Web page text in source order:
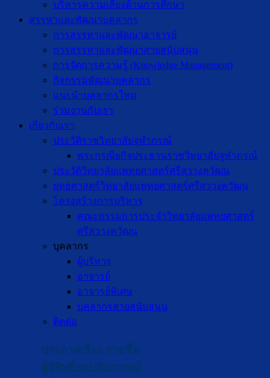
บริหารความเสี่ยงด้านการศึกษา
สรรหาและพัฒนาบุคลากร
การสรรหาและพัฒนาอาจารย์
การสรรหาและพัฒนาสายสนับสนุน
การจัดการความรู้ (Knowledge Management)
กิจกรรมพัฒนาบุคลากร
แนะนำบุคลากรใหม่
ร่วมงานกับเรา
เกี่ยวกับเรา
ประวัติราชวิทยาลัยจุฬาภรณ์
พระกรณียกิจประธานราชวิทยาลัยจุฬาภรณ์
ประวัติวิทยาลัยแพทยศาสตร์ศรีสวางควัฒน
ยุทธศาสตร์วิทยาลัยแพทยศาสตร์ศรีสวางควัฒน
โครงสร้างการบริหาร
คณะกรรมการประจำวิทยาลัยแพทยศาสตร์
ศรีสวางควัฒน
บุคลากร
ผู้บริหาร
อาจารย์
อาจารย์พิเศษ
บุคลากรสายสนับสนุน
ติดต่อ
ประกาศเรื่อง รายชื่อ
ผู้มีสิทธิ์สอบสัมภาษณ์